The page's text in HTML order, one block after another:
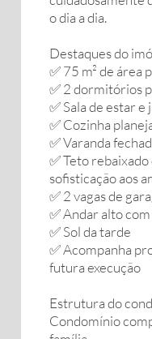
o dia a dia.
Destaques do
✅ 75 m² de área
✅ 2 dormitórios
✅ Sala de estar
✅ Cozinha
✅ Varanda
✅ Teto
sofisticação aos
✅ 2 vagas de
✅ Andar alto
✅ Sol da tarde
✅ Acompanha
futura execução
Estrutura do
Condomínio